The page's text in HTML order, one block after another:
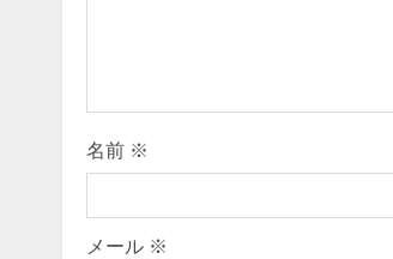
d
i
n
名前 ※
メール ※